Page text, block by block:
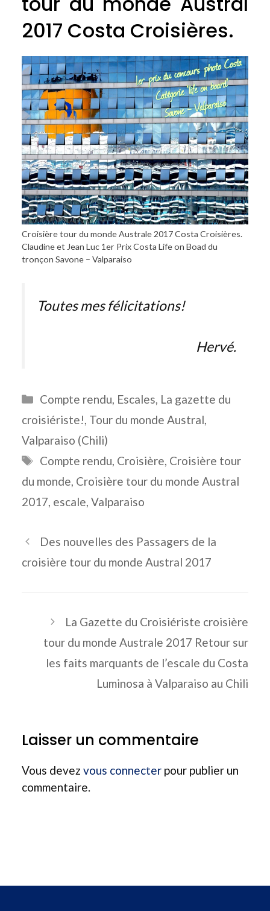
2017 Costa Croisières.
Croisière tour du monde Australe 2017 Costa Croisières.
Claudine et Jean Luc 1er Prix Costa Life on Boad du
tronçon Savone – Valparaiso
Toutes mes félicitations!
Hervé.
Catégories
Compte rendu, Escales, La gazette du
croisiériste!, Tour du monde Austral,
Valparaiso (Chili)
Étiquettes
Compte rendu, Croisière, Croisière tour
du monde, Croisière tour du monde Austral
2017, escale, Valparaiso
Des nouvelles des Passagers de la
croisière tour du monde Austral 2017
La Gazette du Croisiériste croisière
tour du monde Australe 2017 Retour sur
les faits marquants de l’escale du Costa
Luminosa à Valparaiso au Chili
Laisser un commentaire
Vous devez vous connecter pour publier un
commentaire.